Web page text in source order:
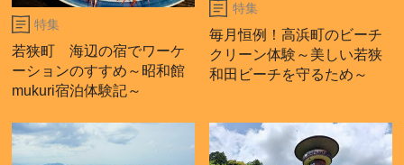
特集
若狭町 海辺の宿でワーケ
ーションのすすめ～昭和館
mukuri宿泊体験記～
特集
毎月恒例！高浜町のビーチ
クリーン体験～美しい若狭
和田ビーチを守るため～